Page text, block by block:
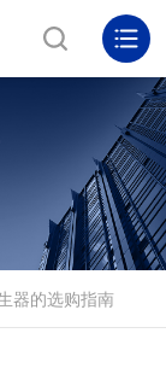
器的选购指南